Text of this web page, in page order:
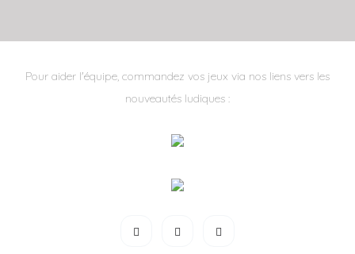
Pour aider l'équipe, commandez vos jeux via nos liens vers les
nouveautés ludiques :